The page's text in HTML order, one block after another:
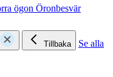
ögon Öronbesvär
Tillbaka
Se alla